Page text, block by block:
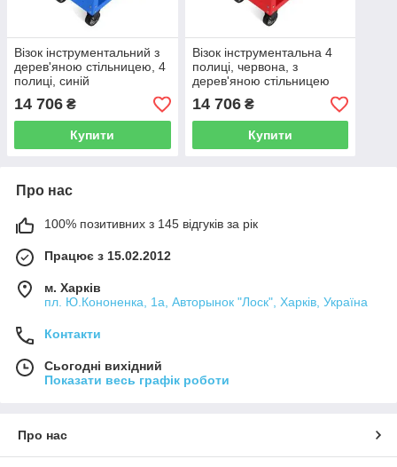
Візок інструментальний з
дерев'яною стільницею, 4
полиці, синій
FORCEKRAFT FK-
1141374B (Код: 19331)
14 706 ₴
Купити
Візок інструментальна 4
полиці, червона, з
дерев'яною стільницею
FORCEKRAF FK-
1141374R (код: 19330)
14 706₴
Купити
Про нас
100% позитивних з 145 відгуків за рік
Працює з 15.02.2012
м. Харків
пл. Ю.Кононенка, 1а, Авторынок "Лоск", Харків, Україна
Контакти
Сьогодні вихідний
Показати весь графік роботи
Про нас